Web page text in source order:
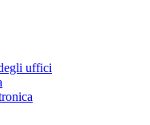
uffici